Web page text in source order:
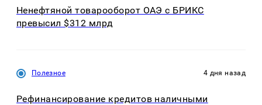
Ненефтяной товарооборот ОАЭ с БРИКС
превысил $312 млрд
Полезное 4 дня назад
Рефинансирование кредитов наличными